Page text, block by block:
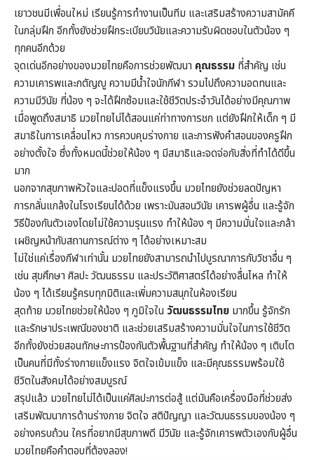
เยาวชนมีเพื่อนใหม่ เรียนรู้การทำงานเป็นทีม และเสริมสร้างความสามัคคี
ในกลุ่มฝึก อีกทั้งยังช่วยฝึกระเบียบวินัยและความรับผิดชอบในตัวน้อง ๆ
ทุกคนอีกด้วย
จุดเด่นอีกอย่างของมวยไทยคือการช่วยพัฒนา คุณธรรม ที่สำคัญ เช่น
ความเคารพและกตัญญู ความมีน้ำใจนักกีฬา รวมไปถึงความอดทนและ
ความมีวินัย ที่น้อง ๆ จะได้ฝึกซ้อมและใช้ชีวิตประจำวันได้อย่างมีคุณภาพ
เมื่อพูดถึงสมาธิ มวยไทยไม่ได้สอนแค่ท่าทางการชก แต่ยังฝึกให้เด็ก ๆ มี
สมาธิในการเคลื่อนไหว การควบคุมร่างกาย และการฟังคำสอนของครูฝึก
อย่างตั้งใจ ซึ่งทั้งหมดนี้ช่วยให้น้อง ๆ มีสมาธิและจดจ่อกับสิ่งที่ทำได้ดีขึ้น
มาก
นอกจากสุขภาพหัวใจและปอดที่แข็งแรงขึ้น มวยไทยยังช่วยลดปัญหา
การกลั่นแกล้งในโรงเรียนได้ด้วย เพราะมันสอนวินัย เคารพผู้อื่น และรู้จัก
วิธีป้องกันตัวเองโดยไม่ใช้ความรุนแรง ทำให้น้อง ๆ มีความมั่นใจและกล้า
เผชิญหน้ากับสถานการณ์ต่าง ๆ ได้อย่างเหมาะสม
ไม่ใช่แค่เรื่องกีฬาเท่านั้น มวยไทยยังสามารถนำไปบูรณาการกับวิชาอื่น ๆ
เช่น สุขศึกษา ศิลปะ วัฒนธรรม และประวัติศาสตร์ได้อย่างลื่นไหล ทำให้
น้อง ๆ ได้เรียนรู้ครบทุกมิติและเพิ่มความสนุกในห้องเรียน
สุดท้าย มวยไทยช่วยให้น้อง ๆ ภูมิใจใน วัฒนธรรมไทย มากขึ้น รู้จักรัก
และรักษาประเพณีของชาติ และช่วยเสริมสร้างความมั่นใจในการใช้ชีวิต
อีกทั้งยังช่วยสอนทักษะการป้องกันตัวพื้นฐานที่สำคัญ ทำให้น้อง ๆ เติบโต
เป็นคนที่มีทั้งร่างกายแข็งแรง จิตใจเข้มแข็ง และมีคุณธรรมพร้อมใช้
ชีวิตในสังคมได้อย่างสมบูรณ์
สรุปแล้ว มวยไทยไม่ได้เป็นแค่ศิลปะการต่อสู้ แต่มันคือเครื่องมือที่ช่วยส่ง
เสริมพัฒนาการด้านร่างกาย จิตใจ สติปัญญา และวัฒนธรรมของน้อง ๆ
อย่างครบถ้วน ใครที่อยากมีสุขภาพดี มีวินัย และรู้จักเคารพตัวเองกับผู้อื่น
มวยไทยคือคำตอบที่ต้องลอง!